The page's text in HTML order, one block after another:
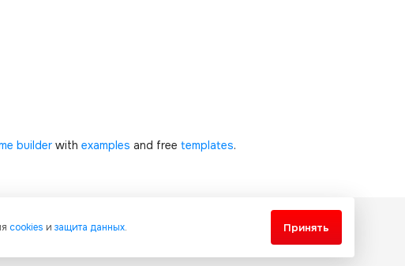
builder with examples and free templates.
международными соглашениями и законодательством Республики
cookies и защита данных. Принять